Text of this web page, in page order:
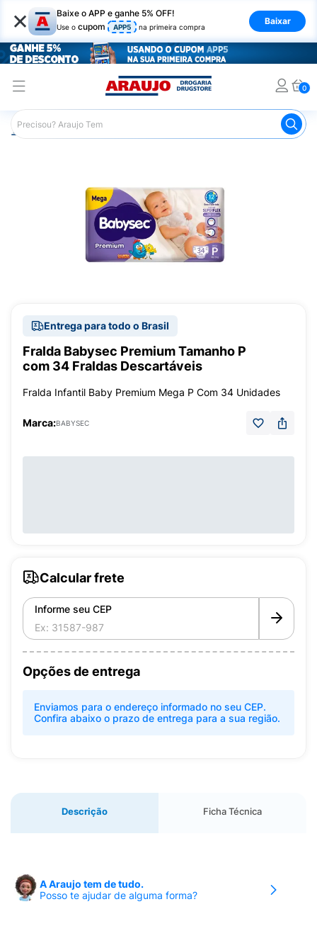
× Baixe o APP e ganhe 5% OFF!
Use o cupom APP5 na primeira compra
Baixar
0
Araujo Infantil Fraldas Infantis
Entrega para todo o Brasil
Fralda Babysec Premium Tamanho P
com 34 Fraldas Descartáveis
Fralda Infantil Baby Premium Mega P Com 34 Unidades
Marca:BABYSEC
Calcular frete
Informe seu CEP
Opções de entrega
Enviamos para o endereço informado no seu CEP.
Confira abaixo o prazo de entrega para a sua região.
Descrição Ficha Técnica
A Araujo tem de tudo.
Posso te ajudar de alguma forma?